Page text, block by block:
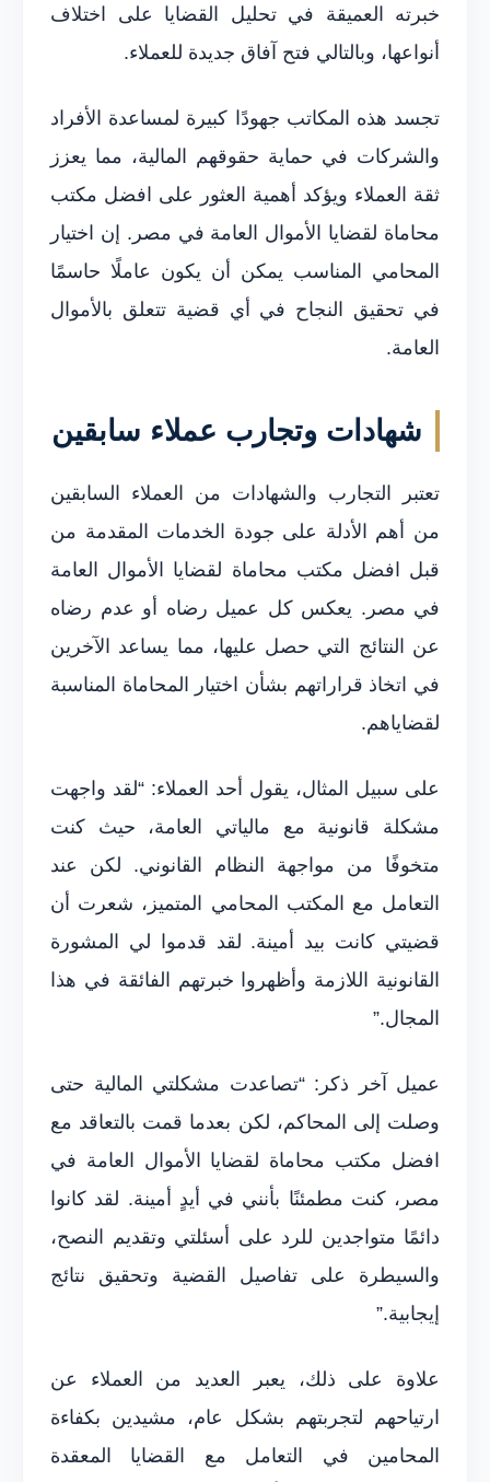
خبرته العميقة في تحليل القضايا على اختلاف
أنواعها، وبالتالي فتح آفاق جديدة للعملاء.
تجسد هذه المكاتب جهودًا كبيرة لمساعدة الأفراد
والشركات في حماية حقوقهم المالية، مما يعزز
ثقة العملاء ويؤكد أهمية العثور على افضل مكتب
محاماة لقضايا الأموال العامة في مصر. إن اختيار
المحامي المناسب يمكن أن يكون عاملًا حاسمًا
في تحقيق النجاح في أي قضية تتعلق بالأموال
العامة.
شهادات وتجارب عملاء سابقين
تعتبر التجارب والشهادات من العملاء السابقين
من أهم الأدلة على جودة الخدمات المقدمة من
قبل افضل مكتب محاماة لقضايا الأموال العامة
في مصر. يعكس كل عميل رضاه أو عدم رضاه
عن النتائج التي حصل عليها، مما يساعد الآخرين
في اتخاذ قراراتهم بشأن اختيار المحاماة المناسبة
لقضاياهم.
على سبيل المثال، يقول أحد العملاء: “لقد واجهت
مشكلة قانونية مع مالياتي العامة، حيث كنت
متخوفًا من مواجهة النظام القانوني. لكن عند
التعامل مع المكتب المحامي المتميز، شعرت أن
قضيتي كانت بيد أمينة. لقد قدموا لي المشورة
القانونية اللازمة وأظهروا خبرتهم الفائقة في هذا
المجال.”
عميل آخر ذكر: “تصاعدت مشكلتي المالية حتى
وصلت إلى المحاكم، لكن بعدما قمت بالتعاقد مع
افضل مكتب محاماة لقضايا الأموال العامة في
مصر، كنت مطمئنًا بأنني في أيدٍ أمينة. لقد كانوا
دائمًا متواجدين للرد على أسئلتي وتقديم النصح،
والسيطرة على تفاصيل القضية وتحقيق نتائج
إيجابية.”
علاوة على ذلك، يعبر العديد من العملاء عن
ارتياحهم لتجربتهم بشكل عام، مشيدين بكفاءة
المحامين في التعامل مع القضايا المعقدة